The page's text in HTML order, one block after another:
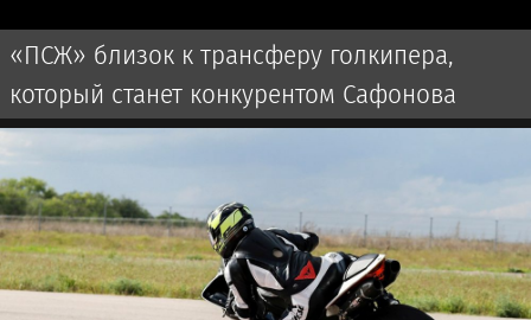
«ПСЖ» близок к трансферу голкипера,
который станет конкурентом Сафонова